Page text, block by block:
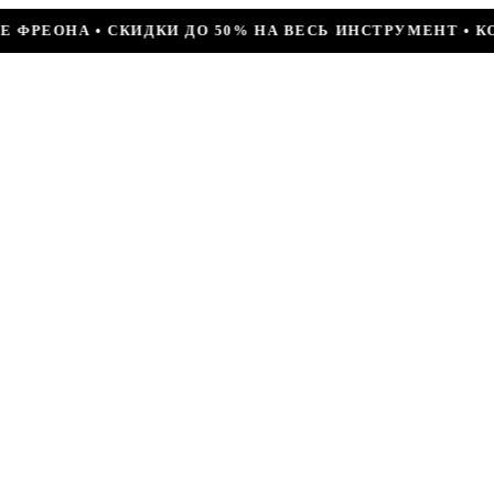
НА ВЕСЬ ИНСТРУМЕНТ • КОМПРЕССОР JIAXIPERA